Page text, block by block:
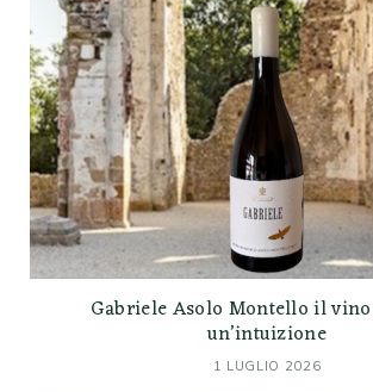
Gabriele Asolo Montello il
un’intuizione
1 LUGLIO 2026